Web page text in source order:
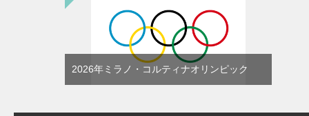
2026年ミラノ・コルティナオリンピック